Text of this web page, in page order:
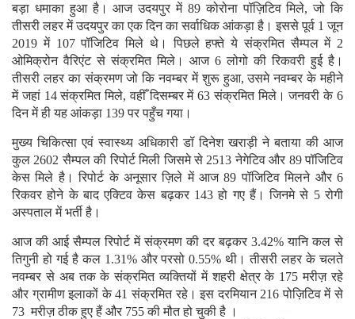
बड़ा धमाका हुआ है। आज उदयपुर में 89 कोरोना पॉज़िटिव मिले, जो कि
तीसरी लहर में उदयपुर का एक दिन का सर्वाधिक आंकड़ा है। इससे पूर्व 1 जून
2019 में 107 पॉजिटिव मिले थे। पिछले हफ्ते ये संक्रमित सैम्पल में 2
ओमिक्रोन वैरिएंट से संक्रमित मिले। आज 6 लोगो की रिकवरी हुई है।
तीसरी लहर का संक्रमण जो कि नवम्बर में शुरू हुआ, उसमे नवम्बर के महीने
में जहां 14 संक्रमित मिले, वहीँ दिसम्बर में 63 संक्रमित मिले। जनवरी के 6
दिन में ही यह आंकड़ा 139 पर पहुँच गया।
मुख्य चिकित्सा एवं स्वास्थ्य अधिकारी डॉ दिनेश खराड़ी ने बताया की आज
कुल 2602 सैम्पल की रिपोर्ट मिली जिसमे से 2513 नेगेटिव और 89 पॉजिटिव
केस मिले है। रिपोर्ट के अनूसार ज़िले में आज 89 पॉजिटिव मिलने और 6
रिकवर होने के बाद एक्टिव केस बढ़कर 143 हो गए हैं। जिनमे से 5 रोगी
अस्पताल में भर्ती है।
आज की आई सैम्पल रिपोर्ट में संक्रमण की दर बढ़कर 3.42% यानि कल से
तिगुनी हो गई है कल 1.31% और परसो 0.55% थी। तीसरी लहर के चलते
नवम्बर से अब तक के संक्रमित व्यक्तियों में शहरी क्षेत्र के 175 मरीज़ रहे
और ग्रामीण इलाकों के 41 संक्रमित रहे। इस दरमियान 216 पोज़िटिव में से
73 मरीज़ ठीक हुए हैं और 755 की मौत हो चुकी है ।